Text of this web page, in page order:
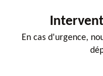
En cas d'urgence,